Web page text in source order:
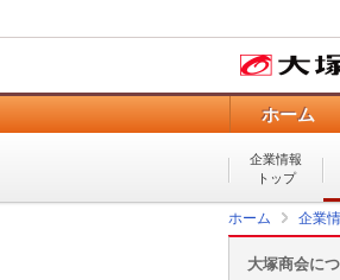
ホーム
企業情報
トップ
ホーム 企業
大塚商会に